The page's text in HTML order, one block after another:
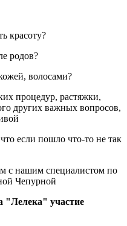
красоту?
родов?
волосами?
процедур, растяжки,
других важных вопросов,
если пошло что-то не так
с нашим специалистом по
Чепурной
"Лелека" участие